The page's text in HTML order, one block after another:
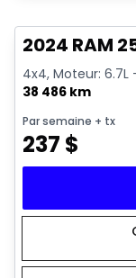
2024 RAM
4x4, Moteur: 6.7L
38 486 km
Par semaine + tx
237 $